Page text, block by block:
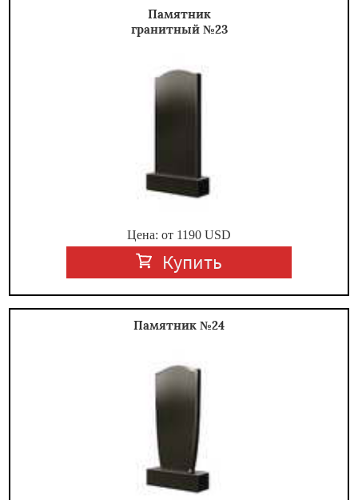
Памятник
гранитный №23
Цена: от 1190 USD
Купить
Памятник №24